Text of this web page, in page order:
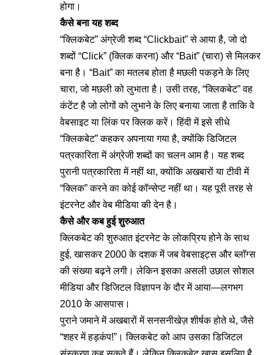
होगा।
कैसे बना यह शब्द
“क्लिकबेट” अंग्रेजी शब्द “Clickbait” से आया है, जो दो
शब्दों “Click” (क्लिक करना) और “Bait” (चारा) से मिलकर
बना है। “Bait” का मतलब होता है मछली पकड़ने के लिए
चारा, जो मछली को लुभाता है। उसी तरह, “क्लिकबेट” वह
कंटेंट है जो लोगों को लुभाने के लिए बनाया जाता है ताकि वे
वेबसाइट या लिंक पर क्लिक करें। हिंदी में इसे सीधे
“क्लिकबेट” कहकर अपनाया गया है, क्योंकि डिजिटल
पत्रकारिता में अंग्रेजी शब्दों का चलन आम है। यह शब्द
पुरानी पत्रकारिता में नहीं था, क्योंकि अखबारों या टीवी में
“क्लिक” करने का कोई कॉन्सेप्ट नहीं था। यह पूरी तरह से
इंटरनेट और वेब मीडिया की देन है।
कैसे और कब हुई शुरुआत
क्लिकबेट की शुरुआत इंटरनेट के लोकप्रिय होने के साथ
हुई, खासकर 2000 के दशक में जब वेबसाइट्स और ब्लॉग्स
की संख्या बढ़ने लगी। लेकिन इसका असली उछाल सोशल
मीडिया और डिजिटल विज्ञापन के दौर में आया—लगभग
2010 के आसपास।
पुराने जमाने में अखबारों में सनसनीखेज़ शीर्षक होते थे, जैसे
“शहर में हड़कंप!”। क्लिकबेट को आप उसका डिजिटल